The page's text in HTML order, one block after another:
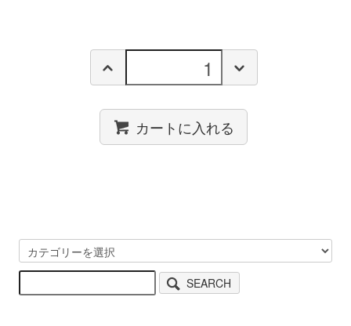
カートに入れる
SEARCH